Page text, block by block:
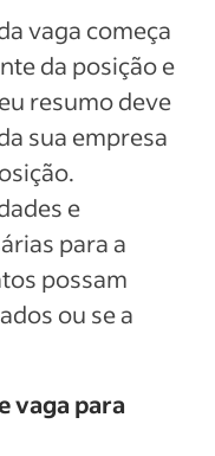
vaga começa
da posição e
resumo deve
sua empresa
e
para a
possam
ou se a
vaga para